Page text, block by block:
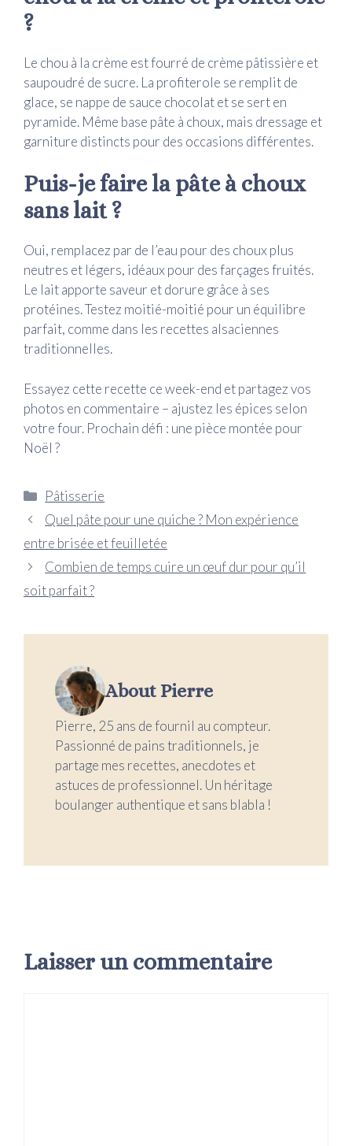
?
Le chou à la crème est fourré de crème pâtissière et
saupoudré de sucre. La profiterole se remplit de
glace, se nappe de sauce chocolat et se sert en
pyramide. Même base pâte à choux, mais dressage et
garniture distincts pour des occasions différentes.
Puis-je faire la pâte à choux
sans lait ?
Oui, remplacez par de l’eau pour des choux plus
neutres et légers, idéaux pour des farçages fruités.
Le lait apporte saveur et dorure grâce à ses
protéines. Testez moitié-moitié pour un équilibre
parfait, comme dans les recettes alsaciennes
traditionnelles.
Essayez cette recette ce week-end et partagez vos
photos en commentaire – ajustez les épices selon
votre four. Prochain défi : une pièce montée pour
Noël ?
Catégories
Pâtisserie
Quel pâte pour une quiche ? Mon expérience
entre brisée et feuilletée
Combien de temps cuire un œuf dur pour qu’il
soit parfait ?
About Pierre
Pierre, 25 ans de fournil au compteur.
Passionné de pains traditionnels, je
partage mes recettes, anecdotes et
astuces de professionnel. Un héritage
boulanger authentique et sans blabla !
Laisser un commentaire